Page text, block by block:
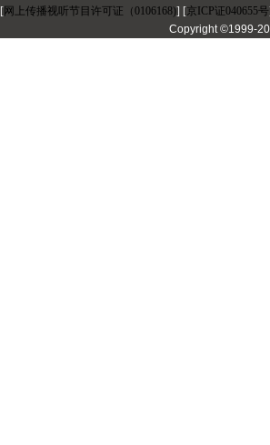
[网上传播视听节目许可证（0106168)] [京ICP证040655号
Copyright ©1999-